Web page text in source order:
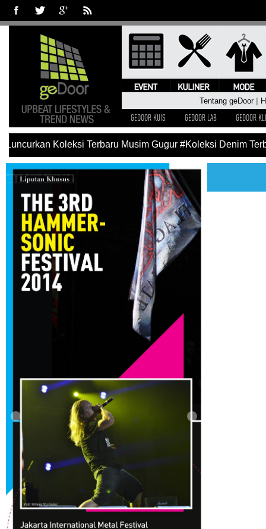
Tentang geDoor|
GEDOOR KUIS GEDOOR LAB GEDOOR
Koleksi Terbaru Musim Gugur #Koleksi Denim